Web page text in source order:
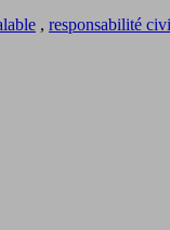
, responsabilité